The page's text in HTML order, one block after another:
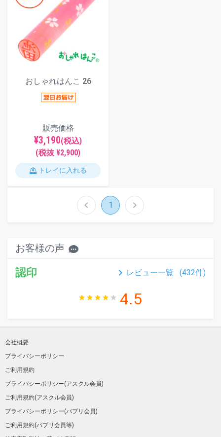
おしゃれはんこ 26
販売価格
¥3,190(税込)
(税抜 ¥2,900)
トレイに入れる
chevron_left 1 chevron_right
お客様の声
認印 keyboard_arrow_right レビュー一覧 (432件)
4.5
会社概要
プライバシーポリシー
ご利用規約
プライバシーポリシー(アスクル会員)
ご利用規約(アスクル会員)
プライバシーポリシー(パプリ会員)
ご利用規約(パプリ会員等)